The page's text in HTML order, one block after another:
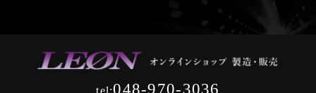
048-970-3036